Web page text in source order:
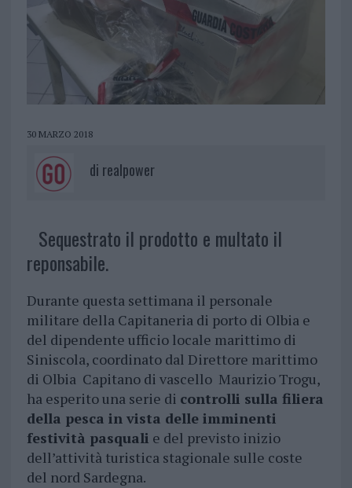
30 MARZO 2018
di realpower
Sequestrato il prodotto e multato il
reponsabile.
Durante questa settimana il personale
militare della Capitaneria di porto di Olbia e
del dipendente ufficio locale marittimo di
Siniscola, coordinato dal Direttore marittimo
di Olbia Capitano di vascello Maurizio Trogu,
ha esperito una serie di controlli sulla filiera
della pesca in vista delle imminenti
festività pasquali e del previsto inizio
dell’attività turistica stagionale sulle coste
del nord Sardegna.